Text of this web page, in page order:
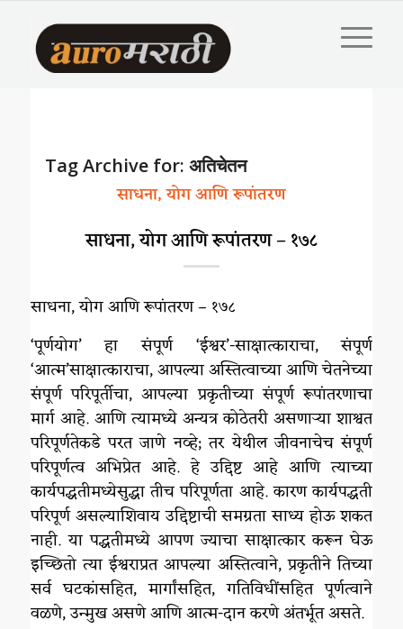
Tag Archive for: अतिचेतन
साधना, योग आणि रूपांतरण
साधना, योग आणि रूपांतरण – १७८
साधना, योग आणि रूपांतरण – १७८
‘पूर्णयोग’ हा संपूर्ण ‘ईश्वर’-साक्षात्काराचा, संपूर्ण
‘आत्म’साक्षात्काराचा, आपल्या अस्तित्वाच्या आणि चेतनेच्या
संपूर्ण परिपूर्तीचा, आपल्या प्रकृतीच्या संपूर्ण रूपांतरणाचा
मार्ग आहे. आणि त्यामध्ये अन्यत्र कोठेतरी असणाऱ्या शाश्वत
परिपूर्णतेकडे परत जाणे नव्हे; तर येथील जीवनाचेच संपूर्ण
परिपूर्णत्व अभिप्रेत आहे. हे उद्दिष्ट आहे आणि त्याच्या
कार्यपद्धतीमध्येसुद्धा तीच परिपूर्णता आहे. कारण कार्यपद्धती
परिपूर्ण असल्याशिवाय उद्दिष्टाची समग्रता साध्य होऊ शकत
नाही. या पद्धतीमध्ये आपण ज्याचा साक्षात्कार करून घेऊ
इच्छितो त्या ईश्वराप्रत आपल्या अस्तित्वाने, प्रकृतीने तिच्या
सर्व घटकांसहित, मार्गांसहित, गतिविधींसहित पूर्णत्वाने
वळणे, उन्मुख असणे आणि आत्म-दान करणे अंतर्भूत असते.